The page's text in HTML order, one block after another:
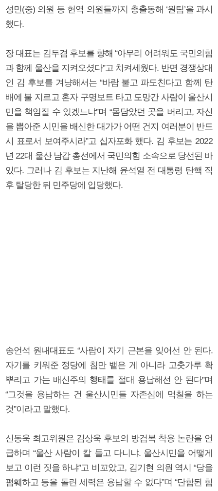
성민(중) 의원 등 현역 의원들까지 총출동해 ‘원팀’을 과시
했다.
장 대표는 김두겸 후보를 향해 “아무리 어려워도 국민의힘
과 함께 울산을 지켜오셨다”고 치켜세웠다. 반면 경쟁상대
인 김 후보를 겨냥해서는 “바람 불고 파도친다고 함께 탄
배에 불 지르고 혼자 구명보트 타고 도망간 사람이 울산시
민을 책임질 수 있겠느냐”며 “몸담았던 곳을 버리고, 자신
을 뽑아준 시민을 배신한 대가가 어떤 건지 여러분이 반드
시 표로서 보여주시라”고 십자포화 했다. 김 후보는 2022
년 22대 울산 남갑 총선에서 국민의힘 소속으로 당선된 바
있다. 그러나 김 후보는 지난해 윤석열 전 대통령 탄핵 직
후 탈당한 뒤 민주당에 입당했다.
송언석 원내대표도 “사람이 자기 근본을 잊어선 안 된다.
자기를 키워준 정당에 침만 뱉은 게 아니라 고춧가루 확
뿌리고 가는 배신주의 행태를 절대 용납해선 안 된다”며
“그것을 용납하는 건 울산시민들 자존심에 먹칠을 하는
것”이라고 말했다.
신동욱 최고위원은 김상욱 후보의 방검복 착용 논란을 언
급하며 “울산 사람이 칼 들고 다니냐. 울산시민을 어떻게
보고 이런 짓을 하냐”고 비꼬았고, 김기현 의원 역시 “당을
폄훼하고 등을 돌린 세력은 용납할 수 없다”며 “단합된 힘